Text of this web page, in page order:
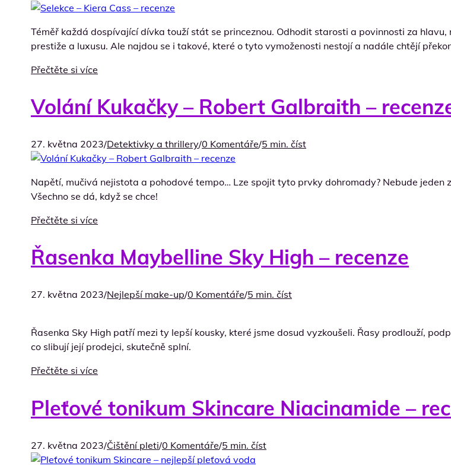
Téměř každá dospívající dívka touží stát se princeznou. Odhodit starosti a povinnosti za
prestiže a luxusu. Ale najdou se i takové, které o tyto vymoženosti nestojí a nadále chtějí
Přečtěte si více
Volání Kukačky – Robert Galbraith –
27. května 2023/Detektivky a thrillery/0 Komentáře/5 min. číst
Napětí, mučivá nejistota a pohodové tempo… Lze spojit tyto prvky dohromady? Nebude
Všechno se dá, když se chce!
Přečtěte si více
Řasenka Maybelline Sky High – recenze
27. května 2023/Nejlepší make-up/0 Komentáře/5 min. číst
Řasenka Sky High patří mezi ty lepší kousky, které jsme dosud vyzkoušeli. Řasy prodlouží,
co slibují její prodejci, skutečně splní.
Přečtěte si více
Pleťové tonikum Skincare Niacinamide –
27. května 2023/Čištění pleti/0 Komentáře/5 min. číst